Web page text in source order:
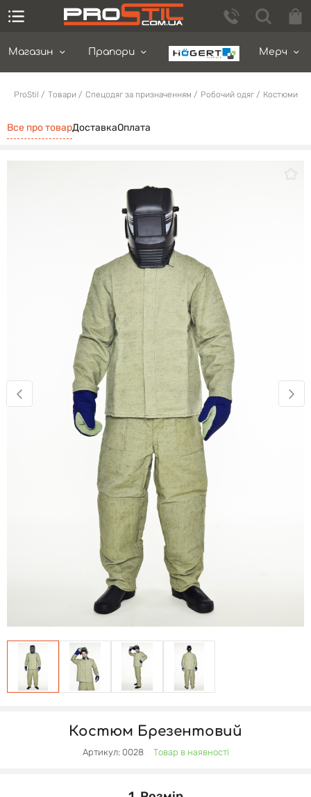
Магазин Прапори Мерч
ProStil Товари Спецодяг за призначенням Робочий одяг Костюми
Все про товарДоставкаОплата
Костюм Брезентовий
Артикул: 0028 Товар в наявності